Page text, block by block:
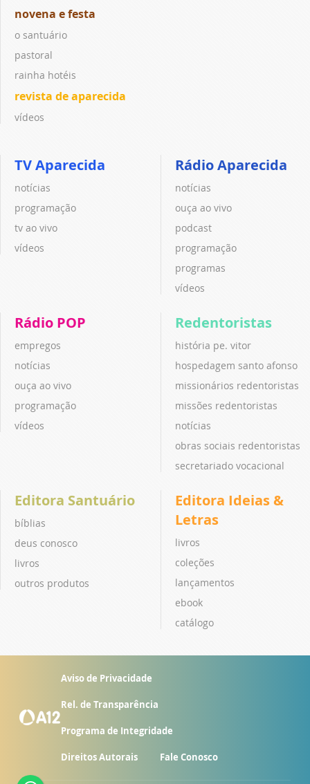
novena e festa
o santuário
pastoral
rainha hotéis
revista de aparecida
vídeos
TV Aparecida
notícias
programação
tv ao vivo
vídeos
Rádio Aparecida
notícias
ouça ao vivo
podcast
programação
programas
vídeos
Rádio POP
empregos
notícias
ouça ao vivo
programação
vídeos
Redentoristas
história pe. vitor
hospedagem santo afonso
missionários redentoristas
missões redentoristas
notícias
obras sociais redentoristas
secretariado vocacional
Editora Santuário
bíblias
deus conosco
livros
outros produtos
Editora Ideias &
Letras
livros
coleções
lançamentos
ebook
catálogo
Aviso de Privacidade
Rel. de Transparência
Programa de Integridade
Direitos Autorais Fale Conosco